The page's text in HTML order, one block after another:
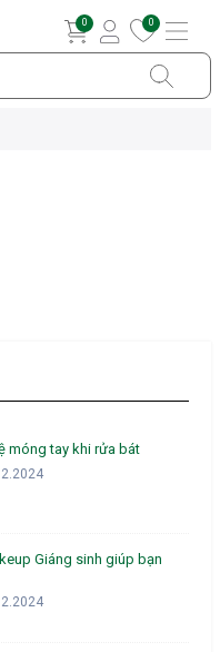
0 0
móng tay khi rửa bát
Giáng sinh giúp bạn